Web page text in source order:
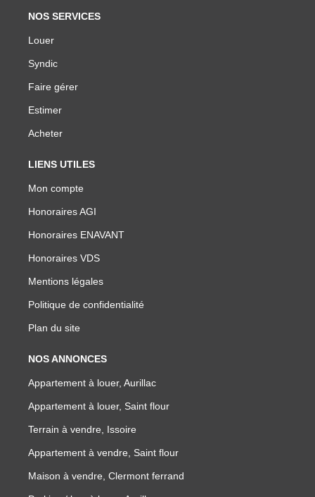
NOS SERVICES
Louer
Syndic
Faire gérer
Estimer
Acheter
LIENS UTILES
Mon compte
Honoraires AGI
Honoraires ENAVANT
Honoraires VDS
Mentions légales
Politique de confidentialité
Plan du site
NOS ANNONCES
Appartement à louer, Aurillac
Appartement à louer, Saint flour
Terrain à vendre, Issoire
Appartement à vendre, Saint flour
Maison à vendre, Clermont ferrand